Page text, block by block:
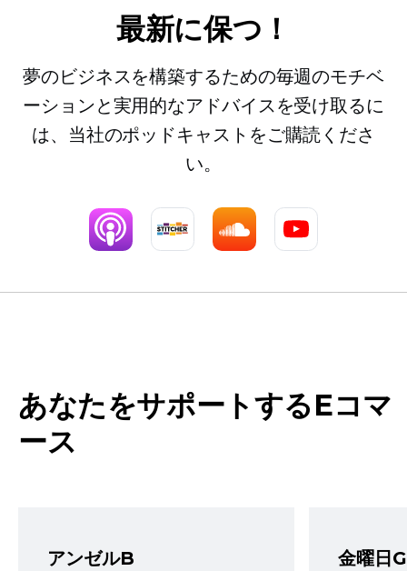
最新に保つ！
夢のビジネスを構築するための毎週のモチベ
ーションと実用的なアドバイスを受け取るに
は、当社のポッドキャストをご購読くださ
い。
あなたをサポートするEコマ
ース
アンゼルB
金曜日G